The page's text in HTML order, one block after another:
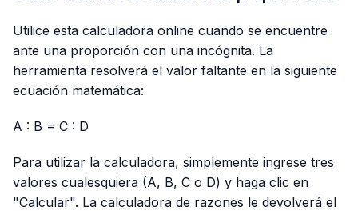
Utilice esta calculadora online cuando se encuentre
ante una proporción con una incógnita. La
herramienta resolverá el valor faltante en la siguiente
ecuación matemática:
A : B = C : D
Para utilizar la calculadora, simplemente ingrese tres
valores cualesquiera (A, B, C o D) y haga clic en
"Calcular". La calculadora de razones le devolverá el